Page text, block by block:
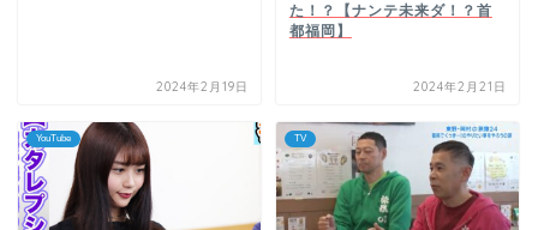
2024年2月19日
た！？【ナンテ未来ダ！？首
都福岡】
2024年2月21日
YouTube TV